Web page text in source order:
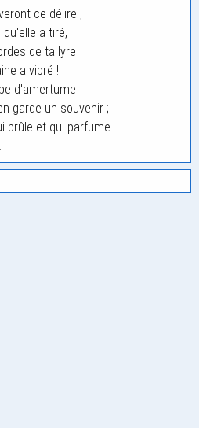
ce délire ;
a tiré,
de ta lyre
a vibré !
d'amertume
garde un souvenir ;
brûle et qui parfume